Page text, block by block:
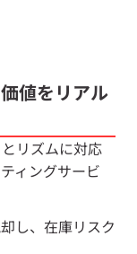
値をリアル
リズムに対応
ィングサービ
し、在庫リスク